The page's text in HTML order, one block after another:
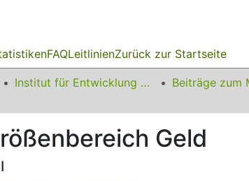
FAQLeitlinienZurück zur Startseite
Institut für Entwicklung und Erforschung des Mathematikunterrichts
Geld